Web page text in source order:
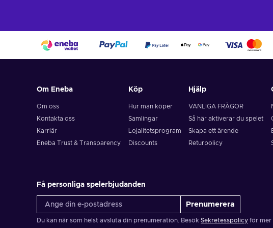
Om Eneba
Om oss
Kontakta oss
Karriär
Eneba Trust & Transparency
Köp
Hur man köper
Samlingar
Lojalitetsprogram
Discounts
Hjälp
VANLIGA FRÅGOR
Så här aktiverar du spelet
Skapa ett ärende
Returpolicy
Få personliga spelerbjudanden
Prenumerera
Du kan när som helst avsluta din prenumeration. Besök Sekretesspolicy för mer